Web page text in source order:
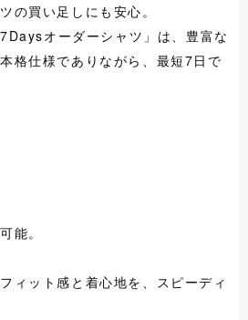
の買い足しにも安心。
オーダーシャツ」は、豊富な
格仕様でありながら、最短7日で
能。
ィット感と着心地を、スピーディ